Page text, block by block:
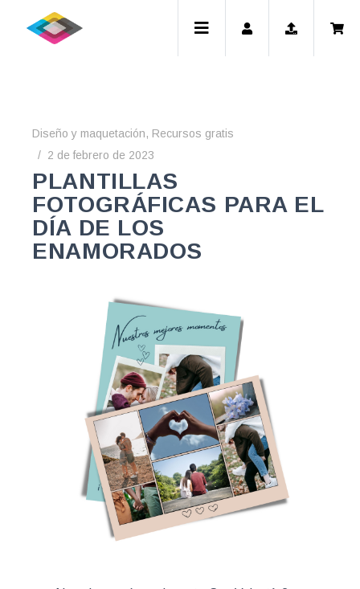
Diseño y maquetación, Recursos gratis
2 de febrero de 2023
PLANTILLAS
FOTOGRÁFICAS PARA EL
DÍA DE LOS
ENAMORADOS